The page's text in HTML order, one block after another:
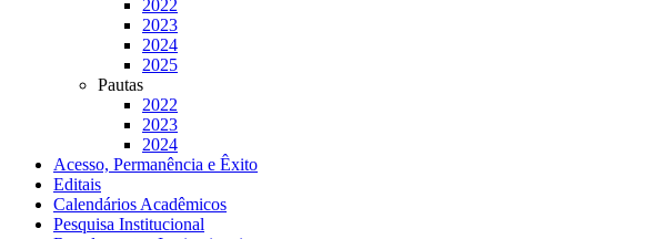
2022
2023
2024
2025
Pautas
2022
2023
2024
Acesso, Permanência e Êxito
Editais
Calendários Acadêmicos
Pesquisa Institucional